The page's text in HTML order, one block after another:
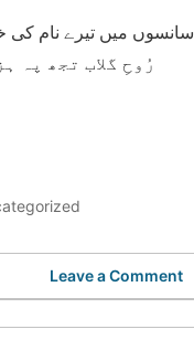
سانسوں میں تیرے نام کی
رُوحِ گلاب تجھ پہ
Leave a Comment